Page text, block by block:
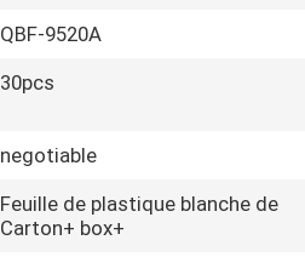
QBF-9520A
30pcs
negotiable
Feuille de plastique blanche de
Carton+ box+